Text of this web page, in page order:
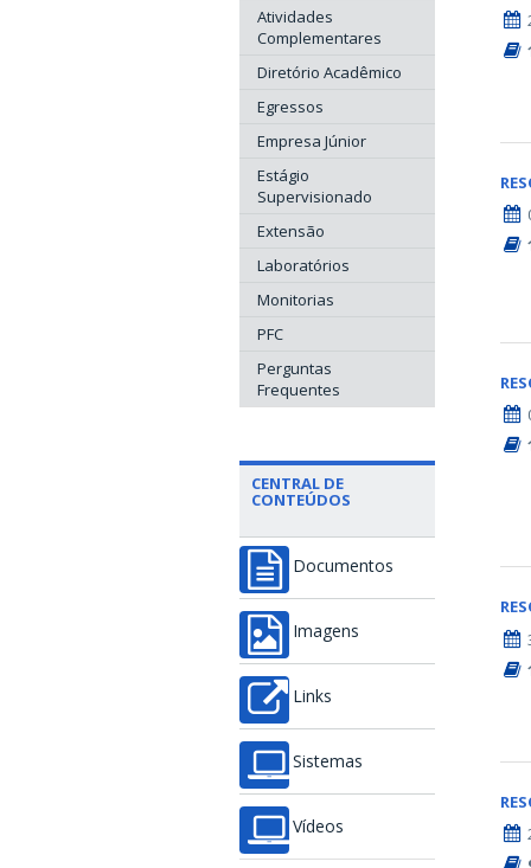
Atividades
Complementares
Diretório Acadêmico
Egressos
Empresa Júnior
Estágio
Supervisionado
Extensão
Laboratórios
Monitorias
PFC
Perguntas
Frequentes
CENTRAL DE
CONTEÚDOS
Documentos
Imagens
Links
Sistemas
Vídeos